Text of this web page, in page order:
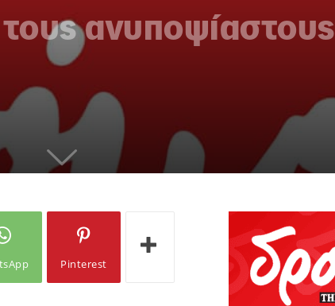
ανυποψίαστους
Pinterest